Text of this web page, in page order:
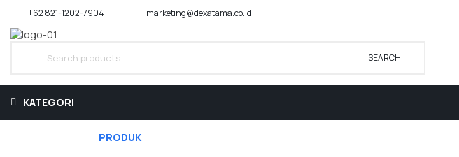
+62 821-1202-7904 marketing@dexatama.co.id
SEARCH
KATEGORI
PRODUK